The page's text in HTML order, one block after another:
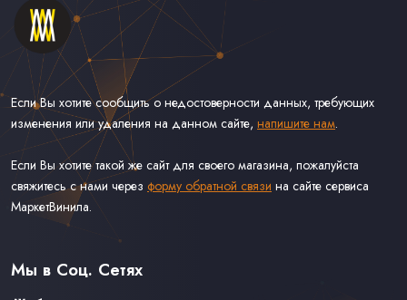
Если Вы хотите сообщить о недостоверности данных, требующих
изменения или удаления на данном сайте, напишите нам.
Если Вы хотите такой же сайт для своего магазина, пожалуйста
свяжитесь с нами через форму обратной связи на сайте сервиса
МаркетВинила.
Каталог Винила, CD и Кассет
Доставка и Оплата
Связаться С Нами
Мы в Соц. Сетях